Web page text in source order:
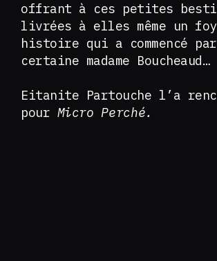
offrant à ces petites
livrées à elles même un
histoire qui a commencé
certaine madame Boucheaud…
Eitanite Partouche l’a
pour Micro Perché.